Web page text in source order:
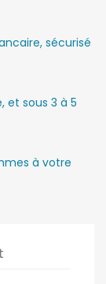
sécurisé
et sous 3 à 5
à votre